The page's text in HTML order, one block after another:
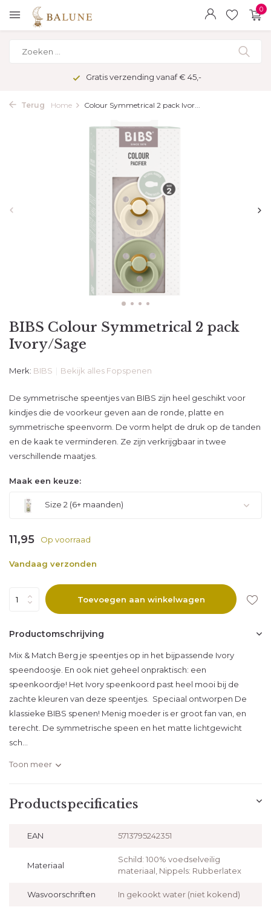
0
Gratis verzending vanaf € 45,-
Terug Home Colour Symmetrical 2 pack Ivor...
BIBS Colour Symmetrical 2 pack
Ivory/Sage
Merk: BIBS Bekijk alles Fopspenen
De symmetrische speentjes van BIBS zijn heel geschikt voor
kindjes die de voorkeur geven aan de ronde, platte en
symmetrische speenvorm. De vorm helpt de druk op de tanden
en de kaak te verminderen. Ze zijn verkrijgbaar in twee
verschillende maatjes.
Maak een keuze:
Size 2 (6+ maanden)
11,95 Op voorraad
Vandaag verzonden
Toevoegen aan winkelwagen
Productomschrijving
Mix & Match Berg je speentjes op in het bijpassende Ivory
speendoosje. En ook niet geheel onpraktisch: een
speenkoordje! Het Ivory speenkoord past heel mooi bij de
zachte kleuren van deze speentjes. Speciaal ontworpen De
klassieke BIBS spenen! Menig moeder is er groot fan van, en
terecht. De symmetrische speen en het matte lichtgewicht
sch...
Toon meer
Productspecificaties
EAN 5713795242351
Materiaal
Schild: 100% voedselveilig
materiaal, Nippels: Rubberlatex
Wasvoorschriften In gekookt water (niet kokend)